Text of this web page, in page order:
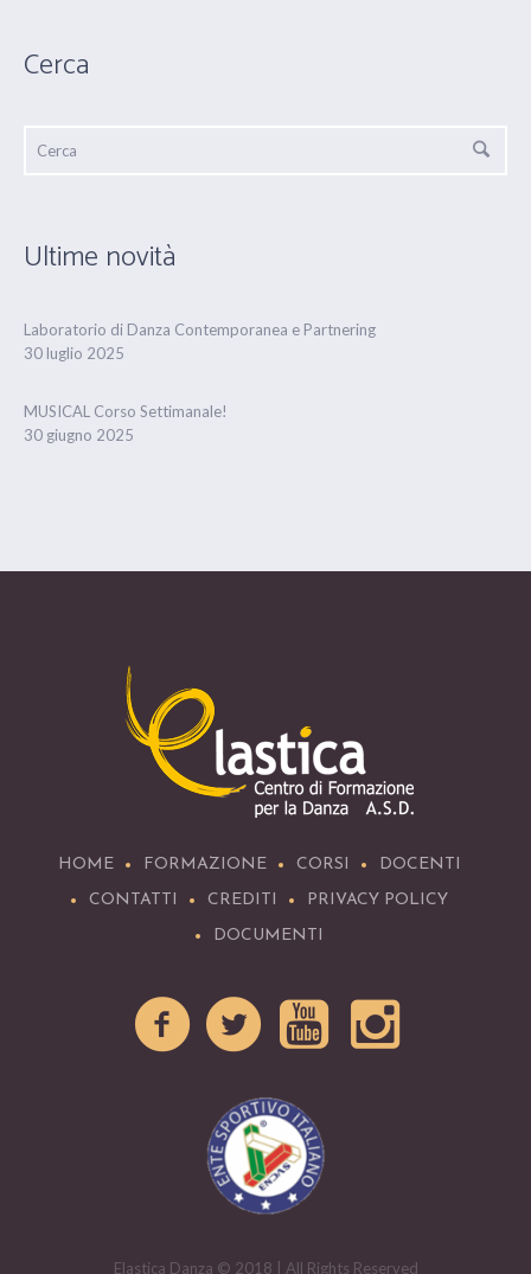
Cerca
Ultime novità
Laboratorio di Danza Contemporanea e Partnering
30 luglio 2025
MUSICAL Corso Settimanale!
30 giugno 2025
HOME FORMAZIONE CORSI
DOCENTI
CONTATTI
CREDITI
PRIVACY POLICY
DOCUMENTI
Elastica Danza © 2018 | All Rights Reserved